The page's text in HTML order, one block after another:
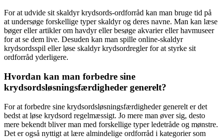
For at udvide sit skaldyr krydsords-ordforråd kan man bruge tid på
at undersøge forskellige typer skaldyr og deres navne. Man kan læse
bøger eller artikler om havdyr eller besøge akvarier eller havmuseer
for at se dem live. Desuden kan man spille online-skaldyr
krydsordsspil eller løse skaldyr krydsordregler for at styrke sit
ordforråd yderligere.
Hvordan kan man forbedre sine
krydsordsløsningsfærdigheder generelt?
For at forbedre sine krydsordsløsningsfærdigheder generelt er det
bedst at løse krydsord regelmæssigt. Jo mere man øver sig, desto
mere bekendt bliver man med forskellige typer ledetråde og mønstre.
Det er også nyttigt at lære almindelige ordforråd i kategorier som